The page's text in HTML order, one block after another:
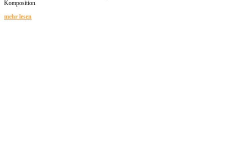
Komposition.
mehr lesen